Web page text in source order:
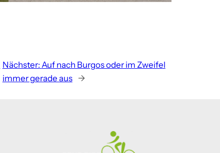
Nächster: Auf nach Burgos oder im Zweifel
immer gerade aus
→